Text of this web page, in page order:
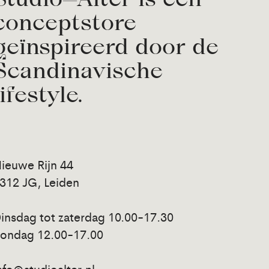
door de
Rijn 44
JG, Leiden
tot zaterdag 10.00-17.30
12.00-17.00